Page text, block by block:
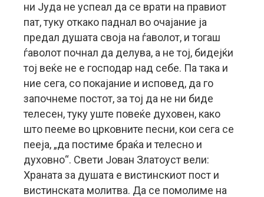
ни Јуда не успеал да се врати на правиот
пат, туку откако паднал во очајание ја
предал душата своја на ѓаволот, и тогаш
ѓаволот почнал да делува, а не тој, бидејќи
тој веќе не е господар над себе. Па така и
ние сега, со покајание и исповед, да го
започнеме постот, за тој да не ни биде
телесен, туку уште повеќе духовен, како
што пееме во црковните песни, кои сега се
пееја, „да постиме браќа и телесно и
духовно“. Свети Јован Златоуст вели:
Храната за душата е вистинскиот пост и
вистинската молитва. Да се помолиме на